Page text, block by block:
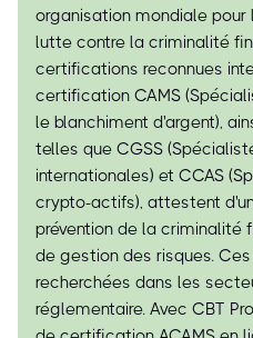
organisation mondiale pour
lutte contre la criminalité
certifications reconnues
certification CAMS
le blanchiment d'argent),
telles que CGSS
internationales) et CCAS
crypto-actifs), attestent
prévention de la criminalité
de gestion des risques.
recherchées dans les
réglementaire. Avec CBT